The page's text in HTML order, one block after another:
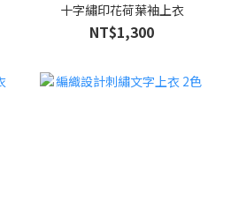
十字繡印花荷葉袖上衣
NT$1,300